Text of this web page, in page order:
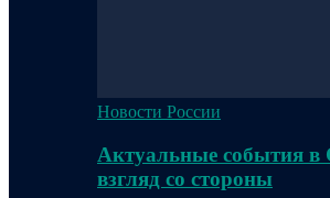
Новости России
Актуальные события в
взгляд со стороны